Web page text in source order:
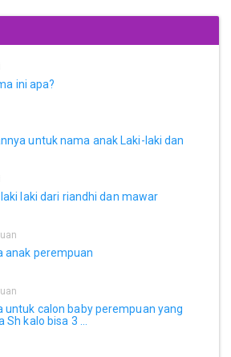
ini apa?
untuk nama anak Laki-laki dan
laki dari riandhi dan mawar
anak perempuan
untuk calon baby perempuan yang
kalo bisa 3 ...